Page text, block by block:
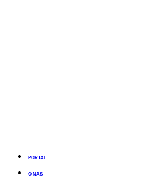
PORTAL
O NAS